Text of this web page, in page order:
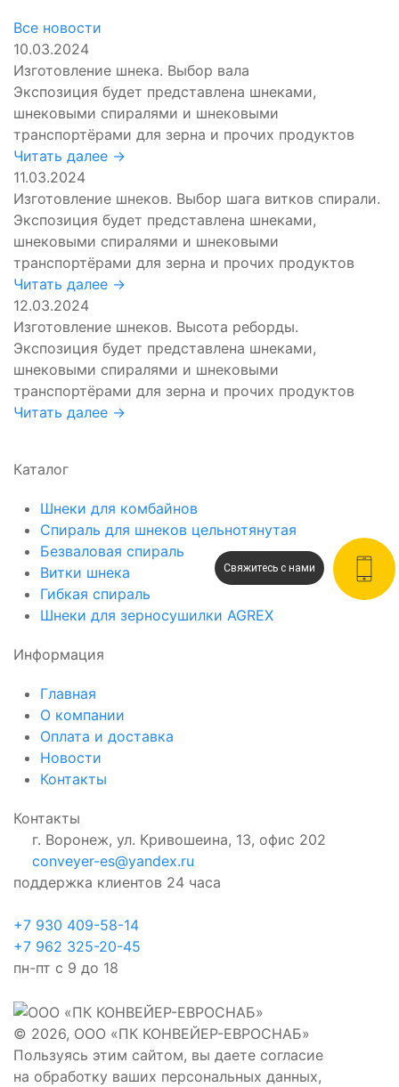
Все новости
10.03.2024
Изготовление шнека. Выбор вала
Экспозиция будет представлена шнеками,
шнековыми спиралями и шнековыми
транспортёрами для зерна и прочих продуктов
Читать далее →
11.03.2024
Изготовление шнеков. Выбор шага витков спирали.
Экспозиция будет представлена шнеками,
шнековыми спиралями и шнековыми
транспортёрами для зерна и прочих продуктов
Читать далее →
12.03.2024
Изготовление шнеков. Высота реборды.
Экспозиция будет представлена шнеками,
шнековыми спиралями и шнековыми
транспортёрами для зерна и прочих продуктов
Читать далее →
Каталог
Шнеки для комбайнов
Спираль для шнеков цельнотянутая
Безваловая спираль
Витки шнека
Гибкая спираль
Шнеки для зерносушилки AGREX
Информация
Главная
О компании
Оплата и доставка
Новости
Контакты
Контакты
г. Воронеж, ул. Кривошеина, 13, офис 202
conveyer-es@yandex.ru
поддержка клиентов 24 часа
+7 930 409-58-14
+7 962 325-20-45
пн-пт с 9 до 18
© 2026, ООО «ПК КОНВЕЙЕР-ЕВРОСНАБ»
Пользуясь этим сайтом, вы даете согласие
на обработку ваших персональных данных,
Свяжитесь с нами